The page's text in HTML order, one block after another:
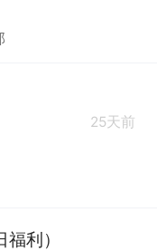
25天前
利）